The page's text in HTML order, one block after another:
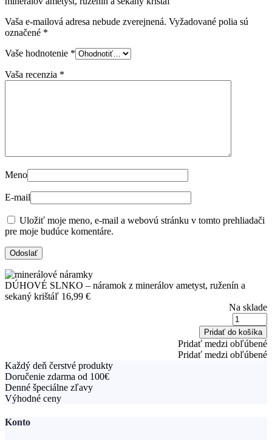
Vaša e-mailová adresa nebude zverejnená. Vyžadované polia sú
označené *
Vaše hodnotenie *
Vaša recenzia *
Meno
E-mail
Uložiť moje meno, e-mail a webovú stránku v tomto prehliadači
pre moje budúce komentáre.
DÚHOVÉ SLNKO – náramok z minerálov ametyst, ruženín a
sekaný krištáľ 16,99 €
Na sklade
-
z
Pridať do košíka
Pridať medzi obľúbené
Pridať medzi obľúbené
Každý deň čerstvé produkty
Doručenie zdarma od 100€
Denné špeciálne zľavy
Výhodné ceny
Konto